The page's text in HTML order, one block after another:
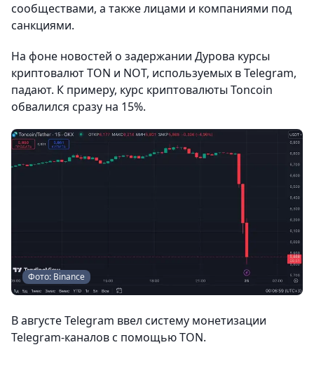
сообществами, а также лицами и компаниями под
санкциями.
На фоне новостей о задержании Дурова курсы
криптовалют TON и NOT, используемых в Telegram,
падают. К примеру, курс криптовалюты Toncoin
обвалился сразу на 15%.
Фото: Binance
В августе Telegram ввел систему монетизации
Telegram-каналов с помощью TON.